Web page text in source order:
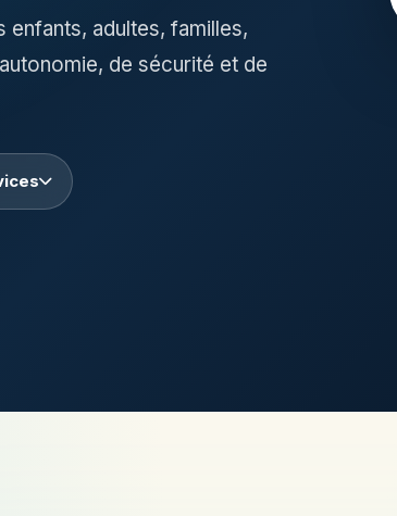
adultes, familles,
de sécurité et de